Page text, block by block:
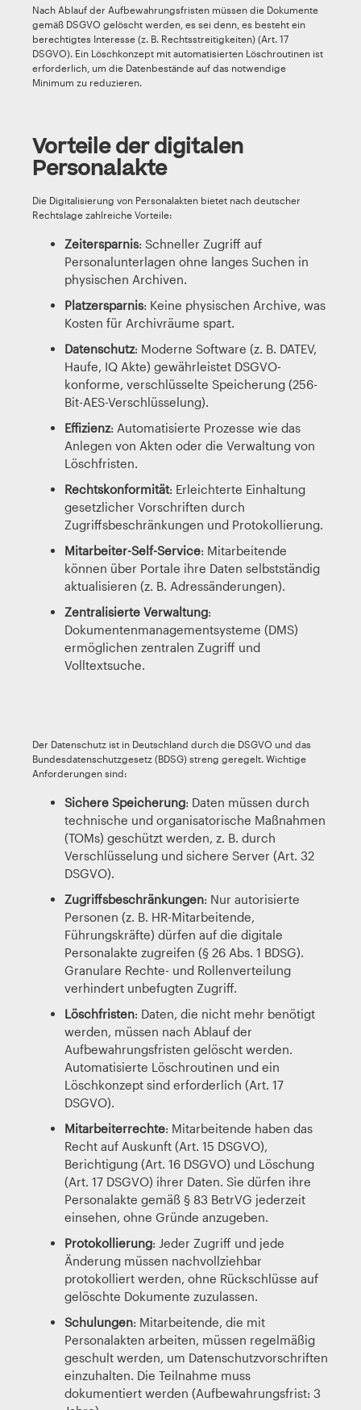
Nach Ablauf der Aufbewahrungsfristen müssen die Dokumente
gemäß DSGVO gelöscht werden, es sei denn, es besteht ein
berechtigtes Interesse (z. B. Rechtsstreitigkeiten) (Art. 17
DSGVO). Ein Löschkonzept mit automatisierten Löschroutinen ist
erforderlich, um die Datenbestände auf das notwendige
Minimum zu reduzieren.
Vorteile der digitalen
Personalakte
Die Digitalisierung von Personalakten bietet nach deutscher
Rechtslage zahlreiche Vorteile:
Zeitersparnis: Schneller Zugriff auf
Personalunterlagen ohne langes Suchen in
physischen Archiven.
Platzersparnis: Keine physischen Archive, was
Kosten für Archivräume spart.
Datenschutz: Moderne Software (z. B. DATEV,
Haufe, IQ Akte) gewährleistet DSGVO-
konforme, verschlüsselte Speicherung (256-
Bit-AES-Verschlüsselung).
Effizienz: Automatisierte Prozesse wie das
Anlegen von Akten oder die Verwaltung von
Löschfristen.
Rechtskonformität: Erleichterte Einhaltung
gesetzlicher Vorschriften durch
Zugriffsbeschränkungen und Protokollierung.
Mitarbeiter-Self-Service: Mitarbeitende
können über Portale ihre Daten selbstständig
aktualisieren (z. B. Adressänderungen).
Zentralisierte Verwaltung:
Dokumentenmanagementsysteme (DMS)
ermöglichen zentralen Zugriff und
Volltextsuche.
Der Datenschutz ist in Deutschland durch die DSGVO und das
Bundesdatenschutzgesetz (BDSG) streng geregelt. Wichtige
Anforderungen sind:
Sichere Speicherung: Daten müssen durch
technische und organisatorische Maßnahmen
(TOMs) geschützt werden, z. B. durch
Verschlüsselung und sichere Server (Art. 32
DSGVO).
Zugriffsbeschränkungen: Nur autorisierte
Personen (z. B. HR-Mitarbeitende,
Führungskräfte) dürfen auf die digitale
Personalakte zugreifen (§ 26 Abs. 1 BDSG).
Granulare Rechte- und Rollenverteilung
verhindert unbefugten Zugriff.
Löschfristen: Daten, die nicht mehr benötigt
werden, müssen nach Ablauf der
Aufbewahrungsfristen gelöscht werden.
Automatisierte Löschroutinen und ein
Löschkonzept sind erforderlich (Art. 17
DSGVO).
Mitarbeiterrechte: Mitarbeitende haben das
Recht auf Auskunft (Art. 15 DSGVO),
Berichtigung (Art. 16 DSGVO) und Löschung
(Art. 17 DSGVO) ihrer Daten. Sie dürfen ihre
Personalakte gemäß § 83 BetrVG jederzeit
einsehen, ohne Gründe anzugeben.
Protokollierung: Jeder Zugriff und jede
Änderung müssen nachvollziehbar
protokolliert werden, ohne Rückschlüsse auf
gelöschte Dokumente zuzulassen.
Schulungen: Mitarbeitende, die mit
Personalakten arbeiten, müssen regelmäßig
geschult werden, um Datenschutzvorschriften
einzuhalten. Die Teilnahme muss
dokumentiert werden (Aufbewahrungsfrist: 3